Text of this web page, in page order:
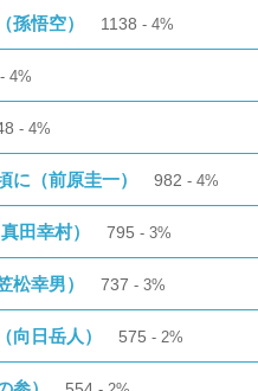
孫悟空） 1138 4%
4%
4%
に（前原圭一） 982 4%
田幸村） 795 3%
松幸男） 737 3%
向日岳人） 575 2%